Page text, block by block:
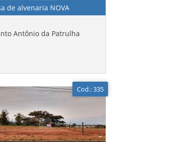
de alvenaria NOVA
Antônio da Patrulha
Cod.: 335